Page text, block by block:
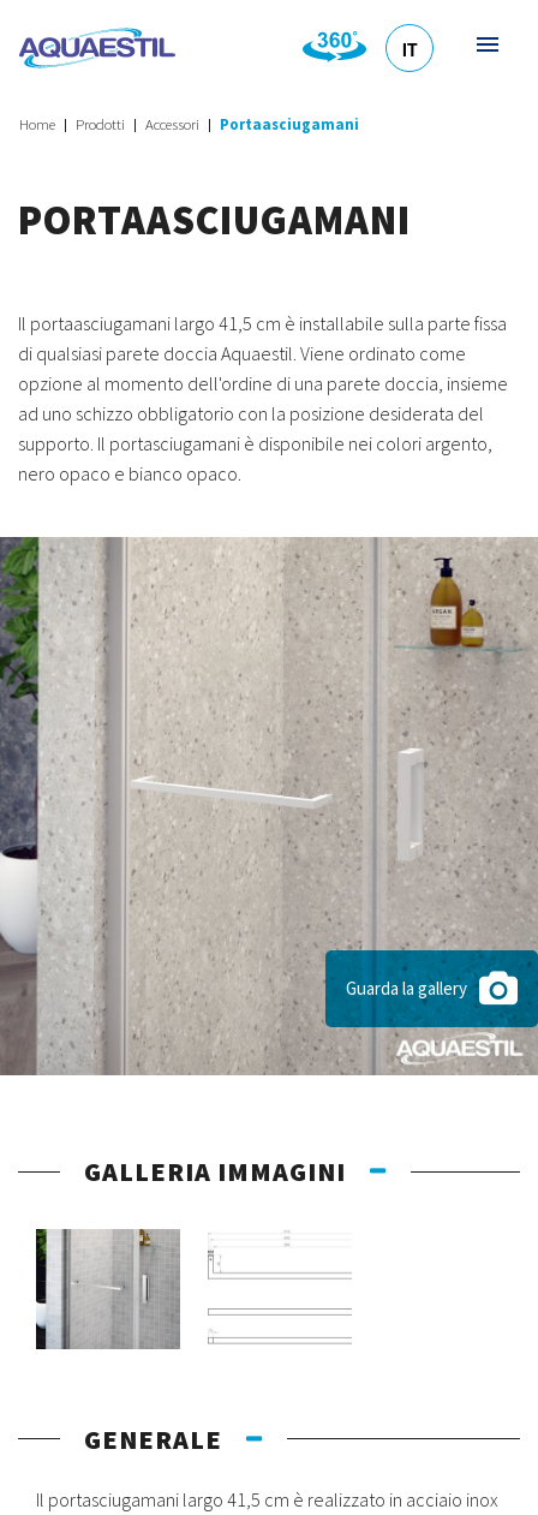
IT
Home Prodotti Accessori Portaasciugamani
PORTAASCIUGAMANI
Il portaasciugamani largo 41,5 cm è installabile sulla parte fissa
di qualsiasi parete doccia Aquaestil. Viene ordinato come
opzione al momento dell'ordine di una parete doccia, insieme
ad uno schizzo obbligatorio con la posizione desiderata del
supporto. Il portasciugamani è disponibile nei colori argento,
nero opaco e bianco opaco.
Guarda la gallery
GALLERIA IMMAGINI
GENERALE
Il portasciugamani largo 41,5 cm è realizzato in acciaio inox